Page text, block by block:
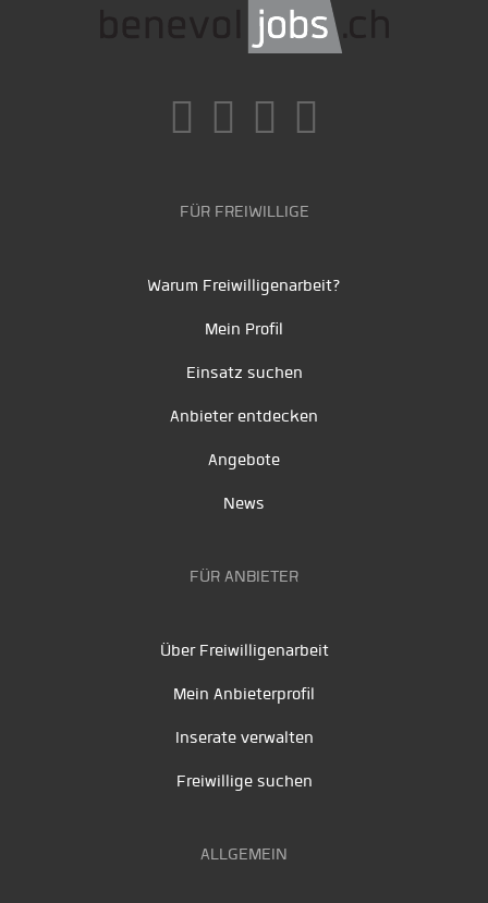
FÜR FREIWILLIGE
Warum Freiwilligenarbeit?
Mein Profil
Einsatz suchen
Anbieter entdecken
Angebote
News
FÜR ANBIETER
Über Freiwilligenarbeit
Mein Anbieterprofil
Inserate verwalten
Freiwillige suchen
ALLGEMEIN